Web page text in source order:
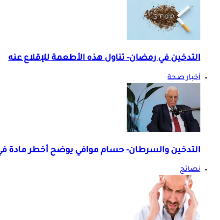
التدخين في رمضان- تناول هذه الأطعمة للإقلاع عنه
أخبار صحة
التدخين والسرطان- حسام موافي يوضح أخطر مادة
نصائح